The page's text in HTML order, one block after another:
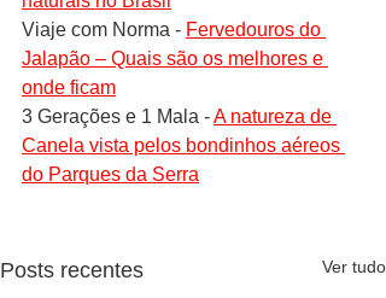
Viaje com Norma - Fervedouros do
Jalapão – Quais são os melhores e
onde ficam
3 Gerações e 1 Mala - A natureza de
Canela vista pelos bondinhos aéreos
do Parques da Serra
Posts recentes Ver tudo